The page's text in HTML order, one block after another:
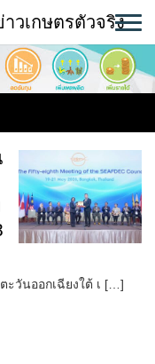
วเกษตรตัวจริง
ะวันออกเฉียงใต้ เ […]